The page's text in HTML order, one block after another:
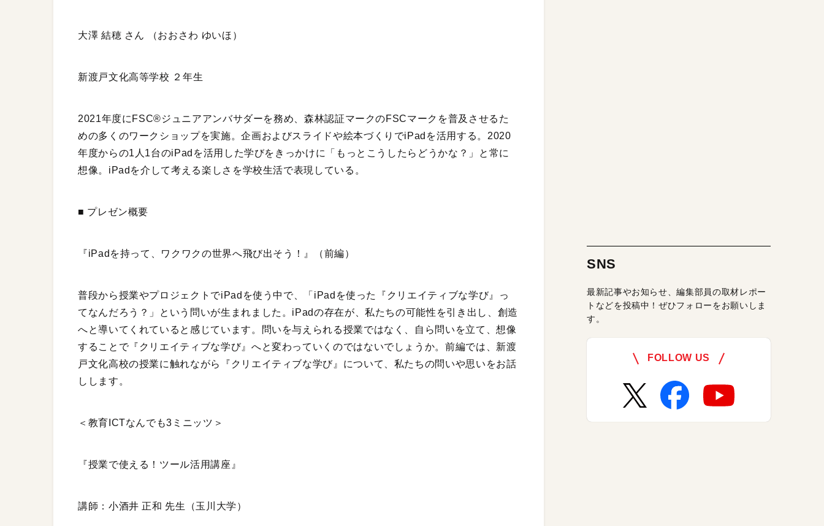
大澤 結穂 さん （おおさわ ゆいほ）
新渡戸文化高等学校 ２年生
2021年度にFSC®ジュニアアンバサダーを務め、森林認証マークのFSCマークを普及させるた
めの多くのワークショップを実施。企画およびスライドや絵本づくりでiPadを活用する。2020
年度からの1人1台のiPadを活用した学びをきっかけに「もっとこうしたらどうかな？」と常に
想像。iPadを介して考える楽しさを学校生活で表現している。
■ プレゼン概要
『iPadを持って、ワクワクの世界へ飛び出そう！』（前編）
普段から授業やプロジェクトでiPadを使う中で、「iPadを使った『クリエイティブな学び』っ
てなんだろう？」という問いが生まれました。iPadの存在が、私たちの可能性を引き出し、創造
へと導いてくれていると感じています。問いを与えられる授業ではなく、自ら問いを立て、想像
することで『クリエイティブな学び』へと変わっていくのではないでしょうか。前編では、新渡
戸文化高校の授業に触れながら『クリエイティブな学び』について、私たちの問いや思いをお話
しします。
＜教育ICTなんでも3ミニッツ＞
『授業で使える！ツール活用講座』
講師：小酒井 正和 先生（玉川大学）
SNS
最新記事やお知らせ、編集部員の取材レポー
トなどを投稿中！ぜひフォローをお願いしま
す。
FOLLOW US